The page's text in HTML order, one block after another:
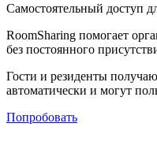
Самостоятельный доступ
RoomSharing помогает
без постоянного
Гости и резиденты
автоматически и могут
Попробовать